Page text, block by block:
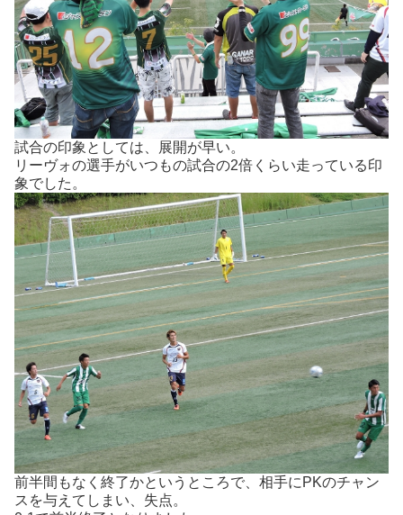
試合の印象としては、展開が早い。
リーヴォの選手がいつもの試合の2倍くらい走っている印
象でした。
前半間もなく終了かというところで、相手にPKのチャン
スを与えてしまい、失点。